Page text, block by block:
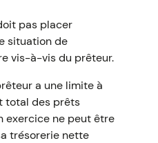
pas placer
situation de
vis-à-vis du prêteur.
a une limite à
total des prêts
exercice ne peut être
trésorerie nette